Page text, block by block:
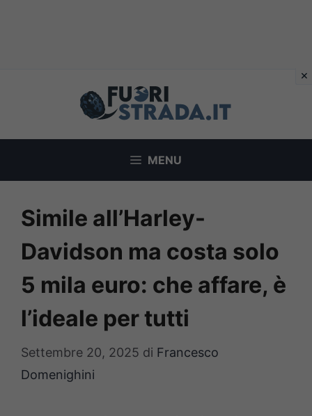
MENU
Simile all’Harley-
Davidson ma costa solo
5 mila euro: che affare, è
l’ideale per tutti
Settembre 20, 2025 di Francesco
Domenighini